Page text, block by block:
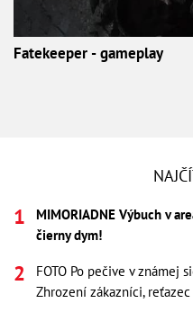
Fatekeeper - gameplay
MIMORIADNE Výbuch v
čierny dym!
FOTO Po pečive v známej
Zhrození zákazníci,